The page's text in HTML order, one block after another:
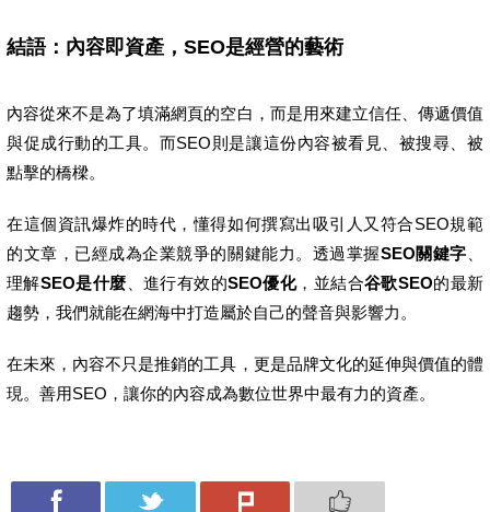
結語：內容即資產，SEO是經營的藝術
內容從來不是為了填滿網頁的空白，而是用來建立信任、傳遞價值
與促成行動的工具。而SEO則是讓這份內容被看見、被搜尋、被
點擊的橋樑。
在這個資訊爆炸的時代，懂得如何撰寫出吸引人又符合SEO規範
的文章，已經成為企業競爭的關鍵能力。透過掌握SEO關鍵字
理解SEO是什麼 、進行有效的SEO優化，並結合谷歌SEO的最新
趨勢，我們就能在網海中打造屬於自己的聲音與影響力。
在未來，內容不只是推銷的工具，更是品牌文化的延伸與價值的體
現。善用SEO，讓你的內容成為數位世界中最有力的資產。